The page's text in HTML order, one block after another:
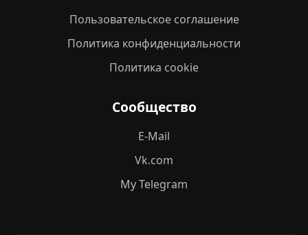
Пользовательское соглашение
Политика конфиденциальности
Политика cookie
Сообщество
E-Mail
Vk.com
My Telegram